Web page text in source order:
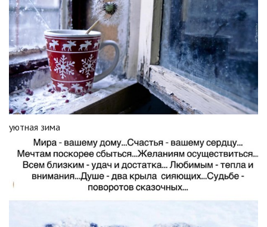
уютная зима